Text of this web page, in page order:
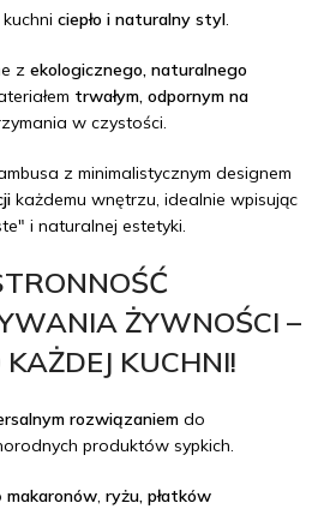
ciepło i naturalny styl.
z ekologicznego, naturalnego
trwałym, odpornym na
w czystości.
z minimalistycznym designem
każdemu wnętrzu, idealnie wpisując
i naturalnej estetyki.
ŻYWNOŚCI –
KUCHNI!
rozwiązaniem do
produktów sypkich.
makaronów, ryżu, płatków